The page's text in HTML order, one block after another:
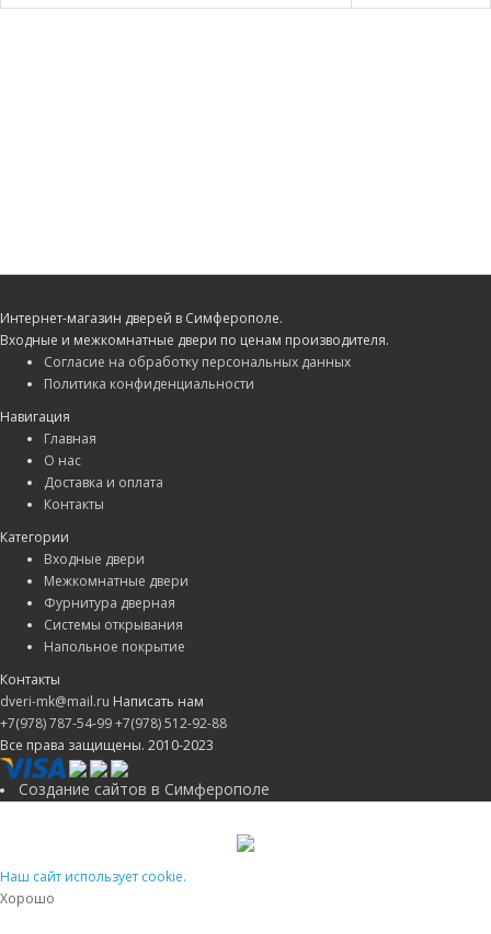
Интернет-магазин дверей в Симферополе.
Входные и межкомнатные двери по ценам производителя.
Согласие на обработку персональных данных
Политика конфиденциальности
Навигация
Главная
О нас
Доставка и оплата
Контакты
Категории
Входные двери
Межкомнатные двери
Фурнитура дверная
Системы открывания
Напольное покрытие
Контакты
dveri-mk@mail.ru Написать нам
+7(978) 787-54-99+7(978) 512-92-88
Все права защищены. 2010-2023
Создание сайтов в Симферополе
Наш сайт использует cookie.
Хорошо